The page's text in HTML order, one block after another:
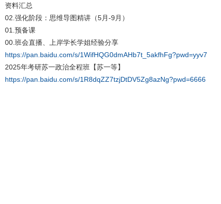
资料汇总
02.强化阶段：思维导图精讲（5月-9月）
01.预备课
00.班会直播、上岸学长学姐经验分享
https://pan.baidu.com/s/1WifHQG0dmAHb7t_5akfhFg?pwd=yyv7
2025年考研苏一政治全程班【苏一等】
https://pan.baidu.com/s/1R8dqZZ7tzjDtDV5Zg8azNg?pwd=6666